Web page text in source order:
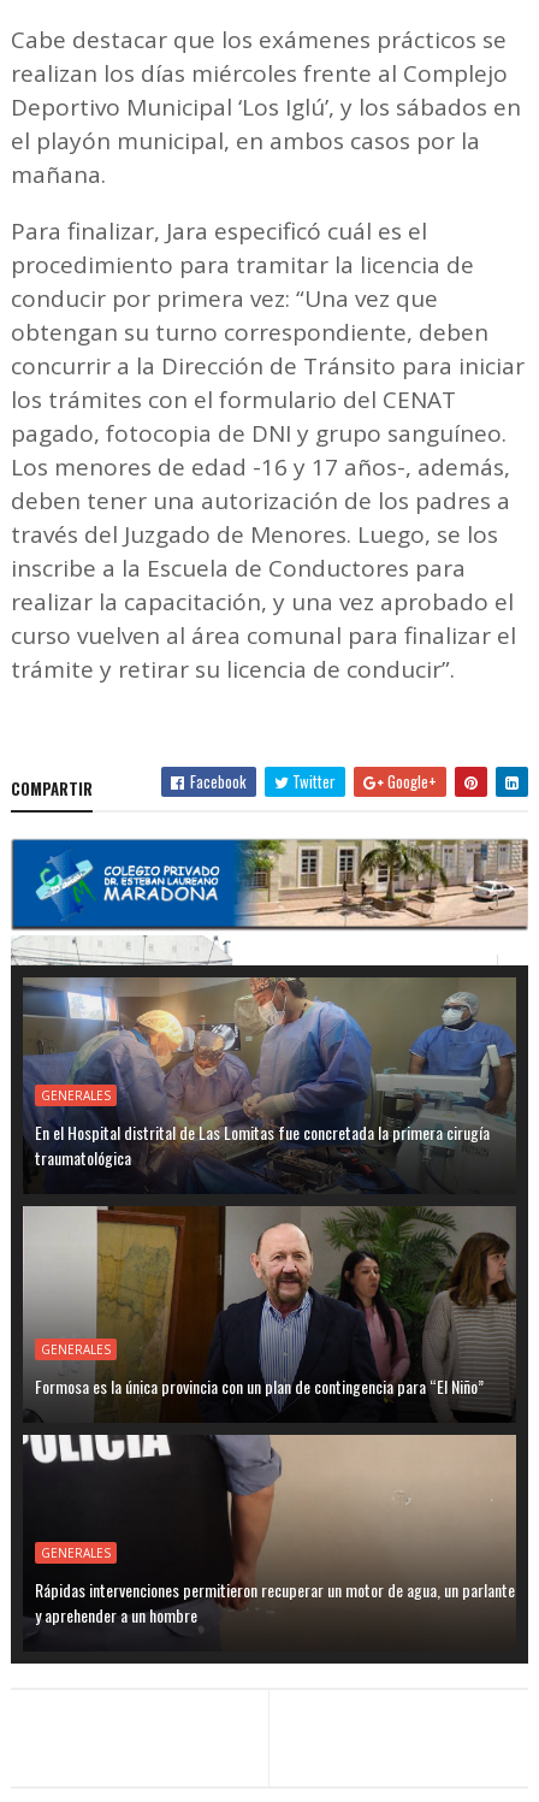
Cabe destacar que los exámenes prácticos se
realizan los días miércoles frente al Complejo
Deportivo Municipal ‘Los Iglú’, y los sábados en
el playón municipal, en ambos casos por la
mañana.
Para finalizar, Jara especificó cuál es el
procedimiento para tramitar la licencia de
conducir por primera vez: “Una vez que
obtengan su turno correspondiente, deben
concurrir a la Dirección de Tránsito para iniciar
los trámites con el formulario del CENAT
pagado, fotocopia de DNI y grupo sanguíneo.
Los menores de edad -16 y 17 años-, además,
deben tener una autorización de los padres a
través del Juzgado de Menores. Luego, se los
inscribe a la Escuela de Conductores para
realizar la capacitación, y una vez aprobado el
curso vuelven al área comunal para finalizar el
trámite y retirar su licencia de conducir”.
COMPARTIR Facebook Twitter Google+
GENERALES
En el Hospital distrital de Las Lomitas fue concretada la primera cirugía
traumatológica
GENERALES
Formosa es la única provincia con un plan de contingencia para “El Niño”
GENERALES
Rápidas intervenciones permitieron recuperar un motor de agua, un parlante
y aprehender a un hombre